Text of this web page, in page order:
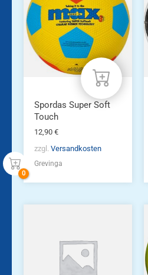
Spordas Super Soft
Touch
12,90 €
zzgl. Versandkosten
Grevinga